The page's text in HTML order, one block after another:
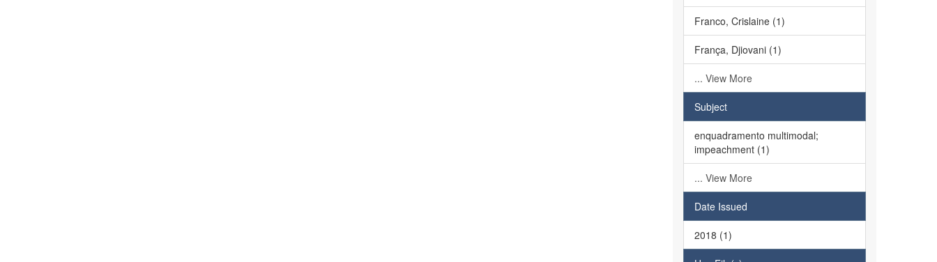
Franco, Crislaine (1)
França, Djiovani (1)
... View More
Subject
enquadramento multimodal;
impeachment (1)
... View More
Date Issued
2018 (1)